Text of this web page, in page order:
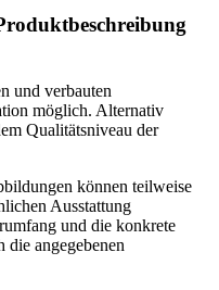
und verbauten
möglich. Alternativ
Qualitätsniveau der
können teilweise
Ausstattung
und die konkrete
die angegebenen